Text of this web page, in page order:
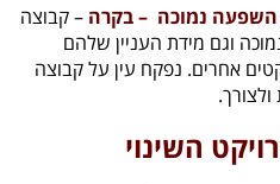
השפעה נמוכה – בקרה – קבוצה
וגם מידת העניין שלהם
אחרים. נפקח עין על קבוצה
השינוי